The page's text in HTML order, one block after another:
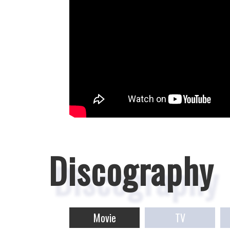
Discography
Movie TV